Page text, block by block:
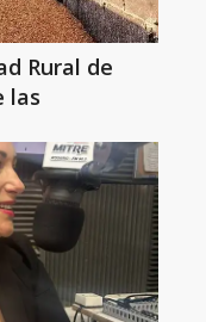
Rural de
las